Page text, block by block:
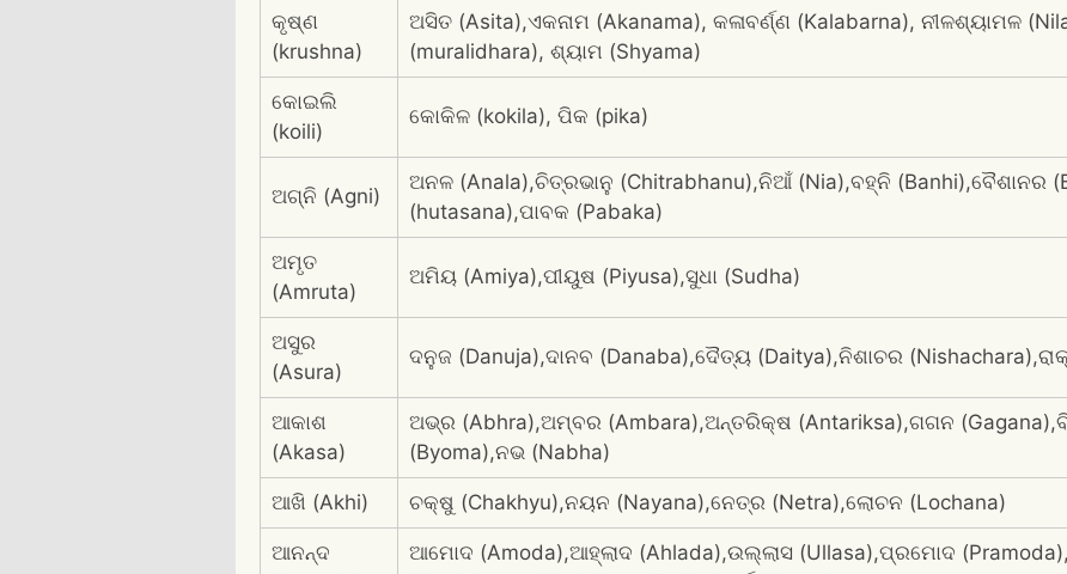
କୃଷ୍ଣ
(krushna)
ଅସିତ (Asita),ଏକନାମ (Akanama), କଳାବର୍ଣ୍ଣ (Kalabarna), ନୀଳଶ୍ୟାମଳ
(muralidhara), ଶ୍ୟାମ (Shyama)
କୋଇଲି
(koili)
କୋକିଳ (kokila), ପିକ (pika)
ଅଗ୍ନି (Agni)
ଅନଳ (Anala),ଚିତ୍ରଭାନୁ (Chitrabhanu),ନିଆଁ (Nia),ବହ୍ନି (Banhi),ବୈଶାନର
(hutasana),ପାବକ (Pabaka)
ଅମୃତ
(Amruta)
ଅମିୟ (Amiya),ପୀୟୁଷ (Piyusa),ସୁଧା (Sudha)
ଅସୁର
(Asura)
ଦନୁଜ (Danuja),ଦାନବ (Danaba),ଦୈତ୍ୟ (Daitya),ନିଶାଚର
ଆକାଶ
(Akasa)
ଅଭ୍ର (Abhra),ଅମ୍ବର (Ambara),ଅନ୍ତରିକ୍ଷ (Antariksa),ଗଗନ
(Byoma),ନଭ (Nabha)
ଆଖି (Akhi) ଚକ୍ଷୁ (Chakhyu),ନୟନ (Nayana),ନେତ୍ର (Netra),ଲୋଚନ (Lochana)
ଆନନ୍ଦ
ଆମୋଦ (Amoda),ଆହ୍ଲାଦ (Ahlada),ଉଲ୍ଲାସ (Ullasa),ପ୍ରମୋଦ